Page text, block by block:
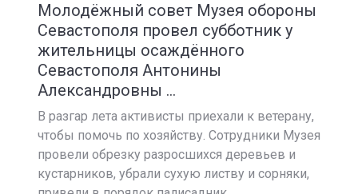
Молодёжный совет Музея обороны
Севастополя провел субботник у
жительницы осаждённого
Севастополя Антонины
Александровны ...
В разгар лета активисты приехали к ветерану,
чтобы помочь по хозяйству. Сотрудники Музея
провели обрезку разросшихся деревьев и
кустарников, убрали сухую листву и сорняки,